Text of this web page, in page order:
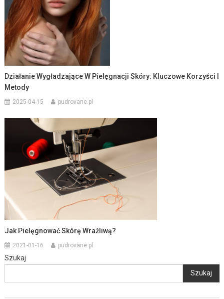
Działanie Wygładzające W Pielęgnacji Skóry: Kluczowe Korzyści I
Metody
2025-04-15 pudrovane.pl
Jak Pielęgnować Skórę Wrażliwą?
2021-01-16 pudrovane.pl
Szukaj
Szukaj